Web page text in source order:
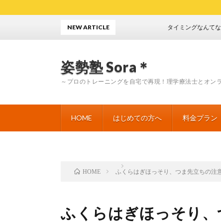
姿勢塾 Sora＊
～プロのトレーニングを自宅で再現！理学療法士とオン
HOME はじめての方へ 料金プラン
NEW ARTICLE タイミングなんてない ９
HOME ふくらはぎほっそり、つま先立ちの注
ふくらはぎほっそり、